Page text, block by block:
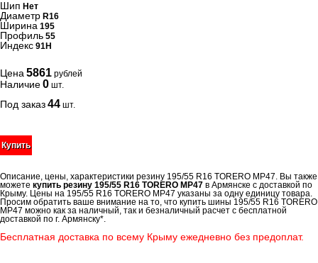
Шип Нет
Диаметр R16
Ширина 195
Профиль 55
Индекс 91H
Цена 5861 рублей
Наличие0 шт.
Под заказ44 шт.
Купить
Описание, цены, характеристики резину 195/55 R16 TORERO MP47. Вы также
можете купить резину 195/55 R16 TORERO MP47 в Армянске с доставкой по
Крыму. Цены на 195/55 R16 TORERO MP47 указаны за одну единицу товара.
Просим обратить ваше внимание на то, что купить шины 195/55 R16 TORERO
MP47 можно как за наличный, так и безналичный расчет с бесплатной
доставкой по г. Армянску*.
Бесплатная доставка по всему Крыму ежедневно без предоплат.